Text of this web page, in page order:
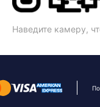
Наведите камеру,